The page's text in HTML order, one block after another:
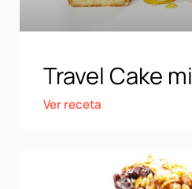
Travel Cake
Ver receta